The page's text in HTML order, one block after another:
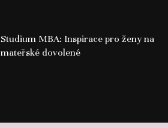
Studium MBA: Inspirace pro ženy na
mateřské dovolené